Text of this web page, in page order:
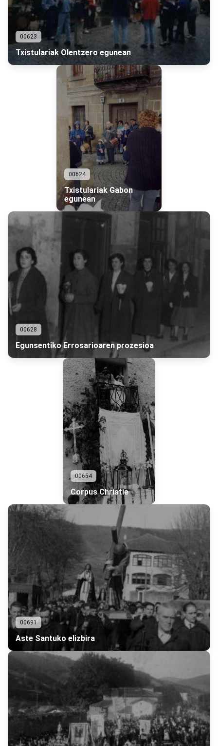
00623
Txistulariak Olentzero egunean
00624
Txistulariak Gabon
egunean
00628
Egunsentiko Errosarioaren prozesioa
00654
Corpus Christie
00691
Aste Santuko elizbira